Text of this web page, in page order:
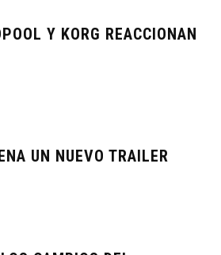
Y KORG REACCIONAN
UN NUEVO TRAILER